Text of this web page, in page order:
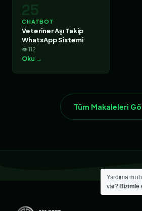
25
CHATBOT
Veteriner Aşı Takip
WhatsApp Sistemi
👁 112
Oku →
Tüm Makaleleri
Yardıma mı
var? Bizimle